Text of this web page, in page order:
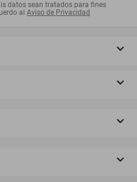
datos sean tratados para fines
al Aviso de Privacidad